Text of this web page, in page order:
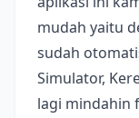
mudah yaitu
sudah
Simulator,
lagi mindahin